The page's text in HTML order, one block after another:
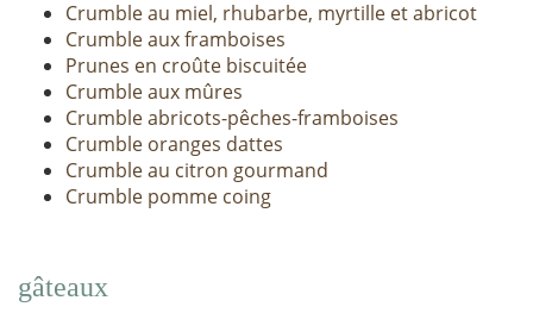
Crumble au miel, rhubarbe, myrtille et abricot
Crumble aux framboises
Prunes en croûte biscuitée
Crumble aux mûres
Crumble abricots-pêches-framboises
Crumble oranges dattes
Crumble au citron gourmand
Crumble pomme coing
gâteaux